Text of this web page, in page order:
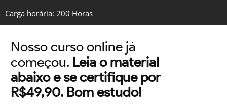
Carga horária: 200 Horas
Nosso curso online já
começou. Leia o material
abaixo e se certifique por
R$49,90. Bom estudo!